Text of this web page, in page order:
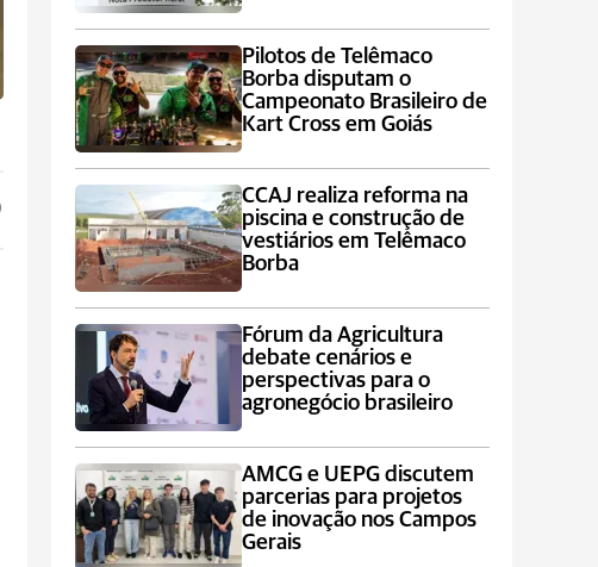
Pilotos de Telêmaco
Borba disputam o
Campeonato Brasileiro de
Kart Cross em Goiás
CCAJ realiza reforma na
piscina e construção de
vestiários em Telêmaco
Borba
Fórum da Agricultura
debate cenários e
perspectivas para o
agronegócio brasileiro
AMCG e UEPG discutem
parcerias para projetos
de inovação nos Campos
Gerais